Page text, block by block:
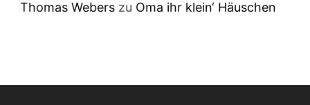
Thomas Webers zu Oma ihr klein‘ Häuschen